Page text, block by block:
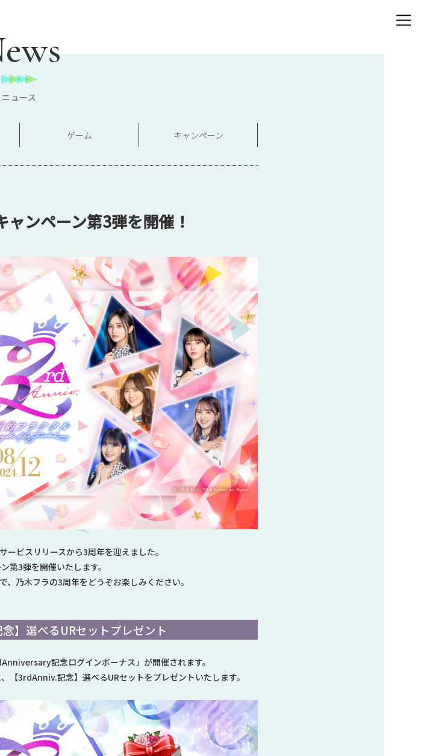
ニュース
ゲーム キャンペーン
ャンペーン第3弾を開催！
ービスリリースから3周年を迎えました。
第3弾を開催いたします。
乃木フラの3周年をどうぞお楽しみください。
】選べるURセットプレゼント
記念ログインボーナス」が開催されます。
【3rdAnniv.記念】選べるURセットをプレゼントいたします。